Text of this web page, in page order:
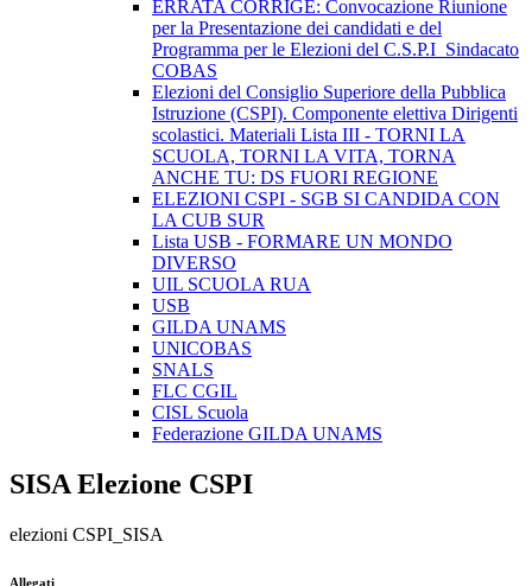
ERRATA CORRIGE: Convocazione Riunione
per la Presentazione dei candidati e del
Programma per le Elezioni del C.S.P.I_Sindacato
COBAS
Elezioni del Consiglio Superiore della Pubblica
Istruzione (CSPI). Componente elettiva Dirigenti
scolastici. Materiali Lista III - TORNI LA
SCUOLA, TORNI LA VITA, TORNA
ANCHE TU: DS FUORI REGIONE
ELEZIONI CSPI - SGB SI CANDIDA CON
LA CUB SUR
Lista USB - FORMARE UN MONDO
DIVERSO
UIL SCUOLA RUA
USB
GILDA UNAMS
UNICOBAS
SNALS
FLC CGIL
CISL Scuola
Federazione GILDA UNAMS
SISA Elezione CSPI
elezioni CSPI_SISA
Allegati